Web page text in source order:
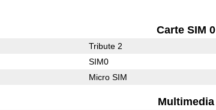
Carte SIM 0
Tribute 2
SIM0
Micro SIM
Multimedia